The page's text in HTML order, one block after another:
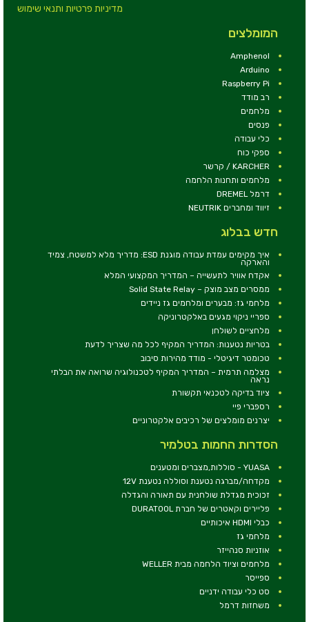
מדיניות פרטיות ותנאי שימוש
המומלצים
Amphenol
Arduino
Raspberry Pi
רב מודד
מלחמים
פנסים
כלי עבודה
ספקי כוח
KARCHER / קרשר
מלחמים ותחנות הלחמה
דרמל DREMEL
זיווד ומחברים NEUTRIK
חדש בבלוג
איך מקימים עמדת עבודה מוגנת ESD: מדריך מלא למשטח, צמיד
והארקה
אקדח אוויר לתעשייה – המדריך המקצועי המלא
ממסרים מצב מוצק – Solid State Relay
מלחמי גז: מבערים ומלחמים גז ניידים
ספריי ניקוי מגעים באלקטרוניקה
מלחציים לשולחן
בטריות נטענות: המדריך המקיף לכל מה שצריך לדעת
טכומטר דיגיטלי - מודד מהירות סיבוב
מצלמה תרמית – המדריך המקיף לטכנולוגיה שרואה את הבלתי
נראה
ציוד בדיקה לטכנאי תקשורת
רספברי פיי
יצרנים מומלצים של רכיבים אלקטרוניים
הסדרות החמות בטלמיר
YUASA - סוללות,מצברים ומטענים
מקדחה/מברגה נטענת וסוללה נטענת 12V
זכוכית מגדלת שולחנית עם תאורה והגדלה
פליירים וקאטרים של חברת DURATOOL
כבלי HDMI איכותיים
מלחמי גז
אוזניות סנהייזר
מלחמים וציוד הלחמה מבית WELLER
ספייסר
סט כלי עבודה ידניים
משחזות דרמל